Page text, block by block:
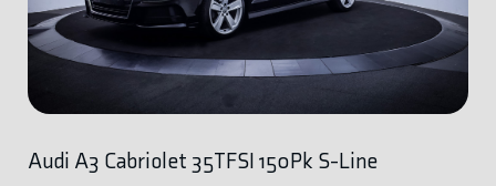
Audi A3 Cabriolet 35TFSI 150Pk S-Line